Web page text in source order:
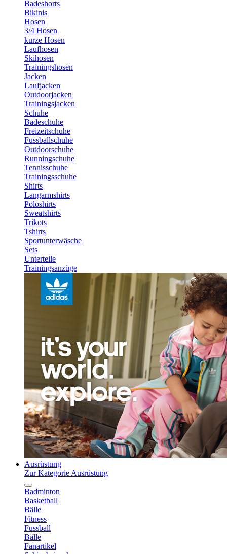
Badeshorts
Bikinis
Hosen
3/4 Hosen
kurze Hosen
Laufhosen
Skihosen
Trainingshosen
Jacken
Laufjacken
Outdoorjacken
Trainingsjacken
Schuhe
Badeschuhe
Freizeitschuhe
Fussballschuhe
Outdoorschuhe
Runningschuhe
Tennisschuhe
Trainingsschuhe
Shirts
Langarmshirts
Poloshirts
Sweatshirts
Trikots
Tshirts
Sportunterwäsche
Sets
Unterteile
Trainingsanzüge
Ausrüstung
Zur Kategorie Ausrüstung
Badminton
Basketball
Bälle
Fitness
Fussball
Bälle
Fanartikel